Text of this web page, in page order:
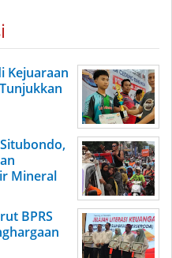
Kejuaraan
Mineral
BPRS